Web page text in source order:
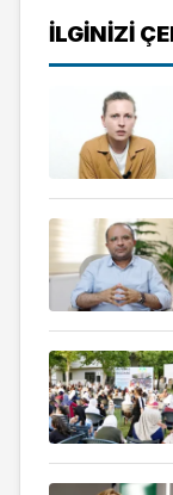
İLGINIZI